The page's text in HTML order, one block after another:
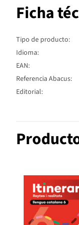
Ficha
Tipo de producto:
Idioma:
EAN:
Referencia Abacus:
Editorial: